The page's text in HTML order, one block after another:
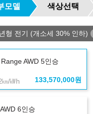
용리스 36개월 선수+보증
용리스
원
36개월 선수+보증금
함됨)
모델 색상선택
형 전기 (개소세 30% 인하)
AWD 5인승
㎞/㎾h 133,570,000원
6인승